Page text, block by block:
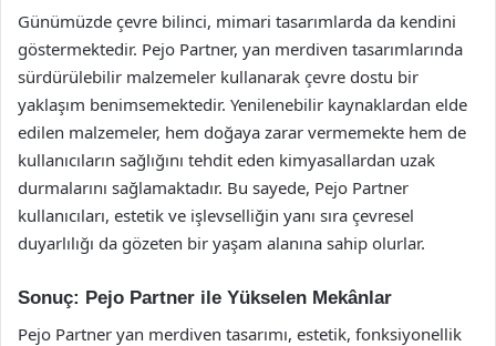
Günümüzde çevre bilinci, mimari tasarımlarda da kendini
göstermektedir. Pejo Partner, yan merdiven tasarımlarında
sürdürülebilir malzemeler kullanarak çevre dostu bir
yaklaşım benimsemektedir. Yenilenebilir kaynaklardan elde
edilen malzemeler, hem doğaya zarar vermemekte hem de
kullanıcıların sağlığını tehdit eden kimyasallardan uzak
durmalarını sağlamaktadır. Bu sayede, Pejo Partner
kullanıcıları, estetik ve işlevselliğin yanı sıra çevresel
duyarlılığı da gözeten bir yaşam alanına sahip olurlar.
Sonuç: Pejo Partner ile Yükselen Mekânlar
Pejo Partner yan merdiven tasarımı, estetik, fonksiyonellik